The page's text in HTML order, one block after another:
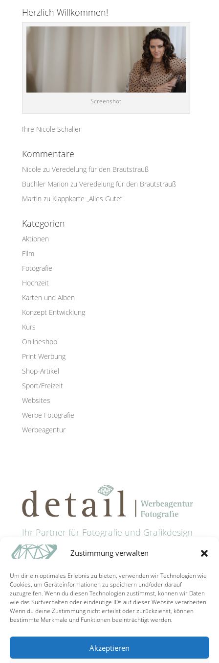
Zustimmung verwalten
Um dir ein optimales Erlebnis zu bieten, verwenden wir Technologien wie
Cookies, um Geräteinformationen zu speichern und/oder darauf
zuzugreifen. Wenn du diesen Technologien zustimmst, können wir Daten
wie das Surfverhalten oder eindeutige IDs auf dieser Website verarbeiten.
Wenn du deine Zustimmung nicht erteilst oder zurückziehst, können
bestimmte Merkmale und Funktionen beeinträchtigt werden.
Akzeptieren
Herzlich Willkommen!
Screenshot
Ihre Nicole Schaller
Kommentare
Nicole zu Veredelung für den Brautstrauß
Büchler Marion zu Veredelung für den Brautstrauß
Martin zu Klappkarte „Alles Gute“
Kategorien
Aktionen
Film
Fotografie
Hochzeit
Karten und Alben
Konzept Entwicklung
Kurs
Onlineshop
Print Werbung
Shop-Artikel
Sport/Freizeit
Websites
Werbe Fotografie
Werbeagentur
Ihr Partner für Fotografie und Grafikdesign
in Passau
Anschrift: Grünaustrasse 9 • 94032 Passau
Mail: info@detail-schaller.de
Kontakt/Gutscheine Impressum